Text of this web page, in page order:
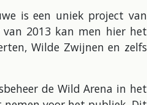
is een uniek project van
2013 kan men hier het
Wilde Zwijnen en zelfs
de Wild Arena in het